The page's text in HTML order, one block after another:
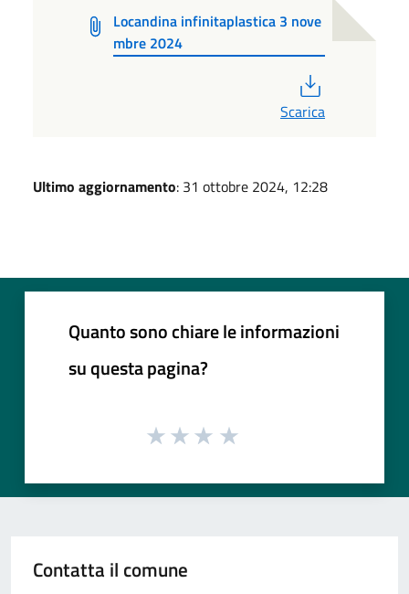
Locandina infinitaplastica 3 nove
mbre 2024
Scarica
Ultimo aggiornamento: 31 ottobre 2024, 12:28
Quanto sono chiare le informazioni
su questa pagina?
Contatta il comune